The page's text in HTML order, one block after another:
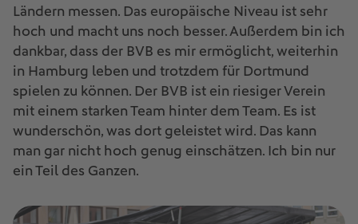
Ländern messen. Das europäische Niveau ist sehr
hoch und macht uns noch besser. Außerdem bin ich
dankbar, dass der BVB es mir ermöglicht, weiterhin
in Hamburg leben und trotzdem für Dortmund
spielen zu können. Der BVB ist ein riesiger Verein
mit einem starken Team hinter dem Team. Es ist
wunderschön, was dort geleistet wird. Das kann
man gar nicht hoch genug einschätzen. Ich bin nur
ein Teil des Ganzen.